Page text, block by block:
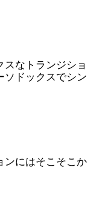
なトランジショ
ソドックスでシン
ンにはそこそこか